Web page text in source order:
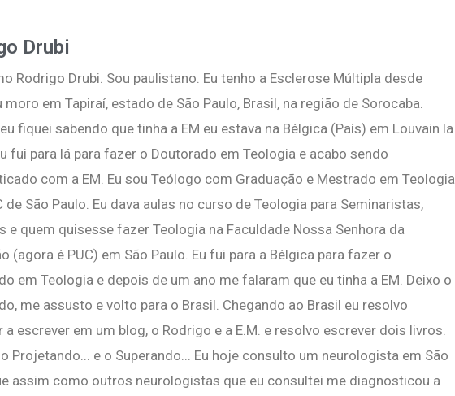
Drubi
Rodrigo Drubi. Sou paulistano. Eu tenho a Esclerose Múltipla desde
moro em Tapiraí, estado de São Paulo, Brasil, na região de Sorocaba.
fiquei sabendo que tinha a EM eu estava na Bélgica (País) em Louvain la
fui para lá para fazer o Doutorado em Teologia e acabo sendo
com a EM. Eu sou Teólogo com Graduação e Mestrado em Teologia
de São Paulo. Eu dava aulas no curso de Teologia para Seminaristas,
e quem quisesse fazer Teologia na Faculdade Nossa Senhora da
(agora é PUC) em São Paulo. Eu fui para a Bélgica para fazer o
em Teologia e depois de um ano me falaram que eu tinha a EM. Deixo o
me assusto e volto para o Brasil. Chegando ao Brasil eu resolvo
a escrever em um blog, o Rodrigo e a E.M. e resolvo escrever dois livros.
Projetando... e o Superando... Eu hoje consulto um neurologista em São
assim como outros neurologistas que eu consultei me diagnosticou a